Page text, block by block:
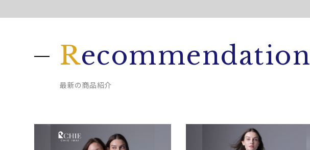
Recommendation
最新の商品紹介